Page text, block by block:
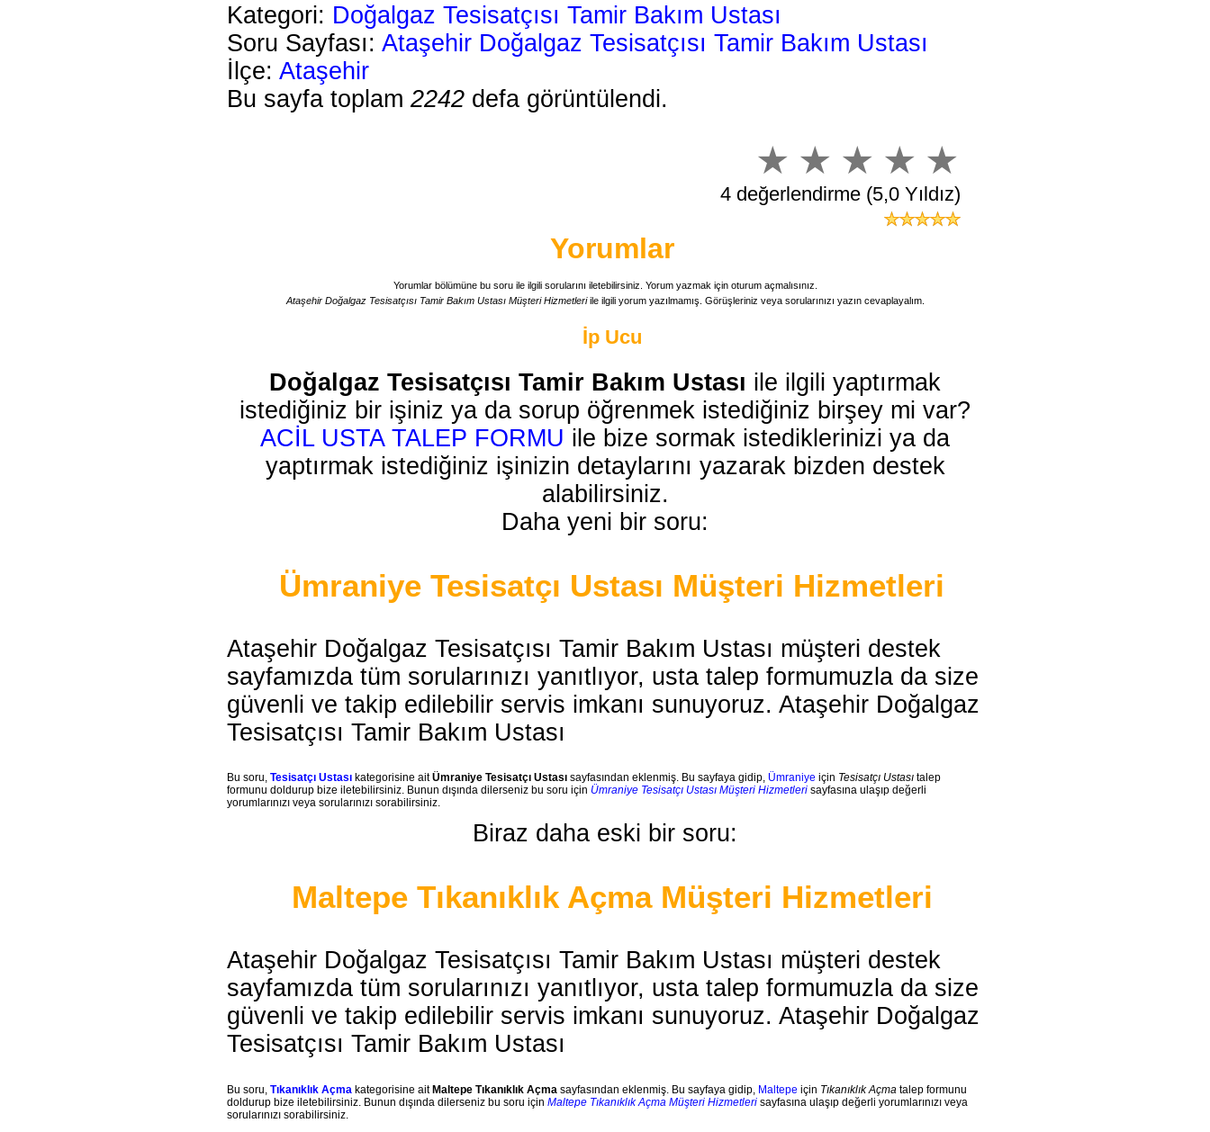
Kategori: Doğalgaz Tesisatçısı Tamir Bakım Ustası
Soru Sayfası: Ataşehir Doğalgaz Tesisatçısı Tamir Bakım Ustası
İlçe: Ataşehir
Bu sayfa toplam 2242 defa görüntülendi.
4 değerlendirme (5,0 Yıldız)
Yorumlar
Yorumlar bölümüne bu soru ile ilgili sorularını iletebilirsiniz. Yorum yazmak için oturum açmalısınız.
Ataşehir Doğalgaz Tesisatçısı Tamir Bakım Ustası Müşteri Hizmetleriile ilgili yorum yazılmamış. Görüşleriniz veya sorularınızı yazın cevaplayalım.
İp Ucu
Doğalgaz Tesisatçısı Tamir Bakım Ustası ile ilgili yaptırmak
istediğiniz bir işiniz ya da sorup öğrenmek istediğiniz birşey mi var?
ACİL USTA TALEP FORMU ile bize sormak istediklerinizi ya da
yaptırmak istediğiniz işinizin detaylarını yazarak bizden destek
alabilirsiniz.
Daha yeni bir soru:
Ümraniye Tesisatçı Ustası Müşteri Hizmetleri
Ataşehir Doğalgaz Tesisatçısı Tamir Bakım Ustası müşteri destek
sayfamızda tüm sorularınızı yanıtlıyor, usta talep formumuzla da size
güvenli ve takip edilebilir servis imkanı sunuyoruz. Ataşehir Doğalgaz
Tesisatçısı Tamir Bakım Ustası
Bu soru, Tesisatçı Ustası kategorisine aitÜmraniye Tesisatçı Ustası sayfasından eklenmiş. Bu sayfaya gidip, Ümraniye için Tesisatçı Ustası talep
formunu doldurup bize iletebilirsiniz. Bunun dışında dilerseniz bu soru için Ümraniye Tesisatçı Ustası Müşteri Hizmetleri sayfasına ulaşıp değerli
yorumlarınızı veya sorularınızı sorabilirsiniz.
Biraz daha eski bir soru:
Maltepe Tıkanıklık Açma Müşteri Hizmetleri
Ataşehir Doğalgaz Tesisatçısı Tamir Bakım Ustası müşteri destek
sayfamızda tüm sorularınızı yanıtlıyor, usta talep formumuzla da size
güvenli ve takip edilebilir servis imkanı sunuyoruz. Ataşehir Doğalgaz
Tesisatçısı Tamir Bakım Ustası
Bu soru, Tıkanıklık Açma kategorisine aitMaltepe Tıkanıklık Açma sayfasından eklenmiş. Bu sayfaya gidip, Maltepe için Tıkanıklık Açma talep formunu
doldurup bize iletebilirsiniz. Bunun dışında dilerseniz bu soru için Maltepe Tıkanıklık Açma Müşteri Hizmetleri sayfasına ulaşıp değerli yorumlarınızı veya
sorularınızı sorabilirsiniz.